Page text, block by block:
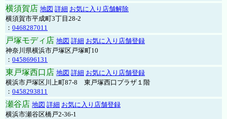
横須賀店 地図 詳細 お気に入り店舗解除
横須賀市平成町3丁目28-2
： 0468287011
戸塚モディ店 地図 詳細 お気に入り店舗登録
神奈川県横浜市戸塚区戸塚町10
： 0458696131
東戸塚西口店 地図 詳細 お気に入り店舗登録
横浜市戸塚区川上町87-8 東戸塚西口プラザ１階
： 0458293811
瀬谷店 地図 詳細 お気に入り店舗登録
横浜市瀬谷区橋戸2-36-1